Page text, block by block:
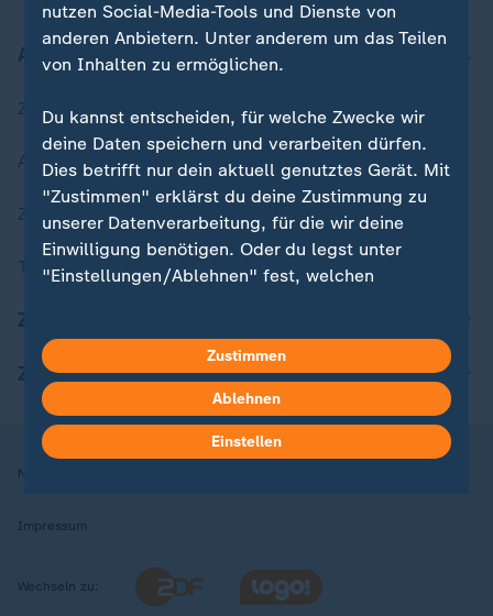
Aktuell bei ZDFheute
Zuletzt veröffentlicht
Aktuelle Sendungs-Videos
ZDFheute Stories
Themen im Überblick
ZDFheute Apps
Nutzungsbedingungen
Impressum
Wechseln zu:
nutzen Social-Media-Tools und Dienste von
anderen Anbietern. Unter anderem um das Teilen
von Inhalten zu ermöglichen.
Du kannst entscheiden, für welche Zwecke wir
deine Daten speichern und verarbeiten dürfen.
Dies betrifft nur dein aktuell genutztes Gerät. Mit
"Zustimmen" erklärst du deine Zustimmung zu
unserer Datenverarbeitung, für die wir deine
Einwilligung benötigen. Oder du legst unter
"Einstellungen/Ablehnen" fest, welchen
kannst du jederzeit mit Wirkung für die Zukunft
in deinen Einstellungen widerrufen oder ändern.
Hier findest du das Impressum.
Weitere Informationen findest du in unserer
Zustimmen
Ablehnen
Einstellen